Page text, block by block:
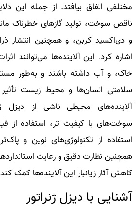
مختلفی اتفاق بیافتد. از جمله این
ناقص سوخت، تولید گازهای خطرناک
اشاره کرد. این آلاینده‌ها می‌توانند
خاک، و آب داشته باشند و به‌طور
سلامتی انسان‌ها و محیط زیست
آلاینده‌های محیطی ناشی از دیزل
سوخت‌های با کیفیت تر، استفاده از
استفاده از تکنولوژی‌های نوین و
همچنین نظارت دقیق و رعایت
کاهش آثار زیانبار این آلاینده‌ها کمک
آشنایی با دیزل ژنراتور